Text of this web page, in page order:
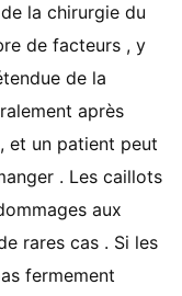
la chirurgie du
de facteurs , y
de la
après
et un patient peut
. Les caillots
aux
rares cas . Si les
fermement